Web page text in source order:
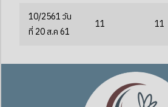
10/2561 วัน
ที่ 20 ส.ค 61
11 11